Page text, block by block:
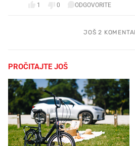
1 0 ODGOVORITE
JOŠ 2
PROČITAJTE JOŠ